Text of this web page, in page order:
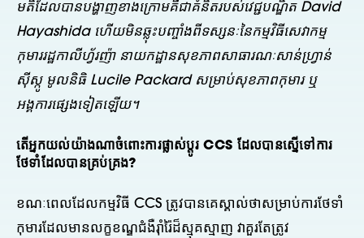
មតិដែលបានបង្ហាញខាងក្រោមគឺជាគំនិតរបស់វេជ្ជបណ្ឌិត David
Hayashida ហើយមិនឆ្លុះបញ្ចាំងពីទស្សនៈនៃកម្មវិធីសេវាកម្ម
កុមាររដ្ឋកាលីហ្វ័រញ៉ា នាយកដ្ឋានសុខភាពសាធារណៈសាន់ហ្វ្រាន់
ស៊ីស្កូ មូលនិធិ Lucile Packard សម្រាប់សុខភាពកុមារ ឬ
អង្គការផ្សេងទៀតឡើយ។
តើ​អ្នក​យល់​យ៉ាង​ណា​ចំពោះ​ការ​ផ្លាស់​ប្តូរ CCS ដែល​បាន​ស្នើ​ទៅ​ការ​
ថែទាំ​ដែល​បាន​គ្រប់គ្រង?
ខណៈពេលដែលកម្មវិធី CCS ត្រូវបានគេស្គាល់ថាសម្រាប់ការថែទាំ
កុមារដែលមានលក្ខខណ្ឌជំងឺរ៉ាំរ៉ៃដ៏ស្មុគស្មាញ វាគួរតែត្រូវ